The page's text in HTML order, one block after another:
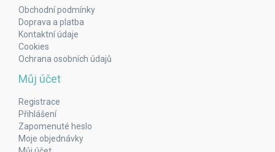
Obchodní podmínky
Doprava a platba
Kontaktní údaje
Cookies
Ochrana osobních údajů
Můj účet
Registrace
Přihlášení
Zapomenuté heslo
Moje objednávky